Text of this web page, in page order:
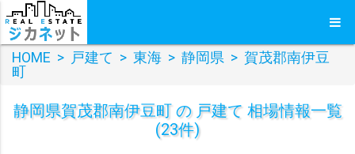
HOME > 戸建て > 東海 > 静岡県 > 賀茂郡南伊豆
町
静岡県賀茂郡南伊豆町 の 戸建て 相場情報一覧
(23件)